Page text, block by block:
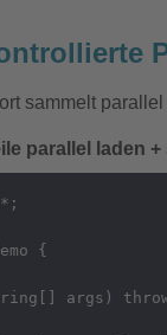
sammelt
parallel laden
{
args)